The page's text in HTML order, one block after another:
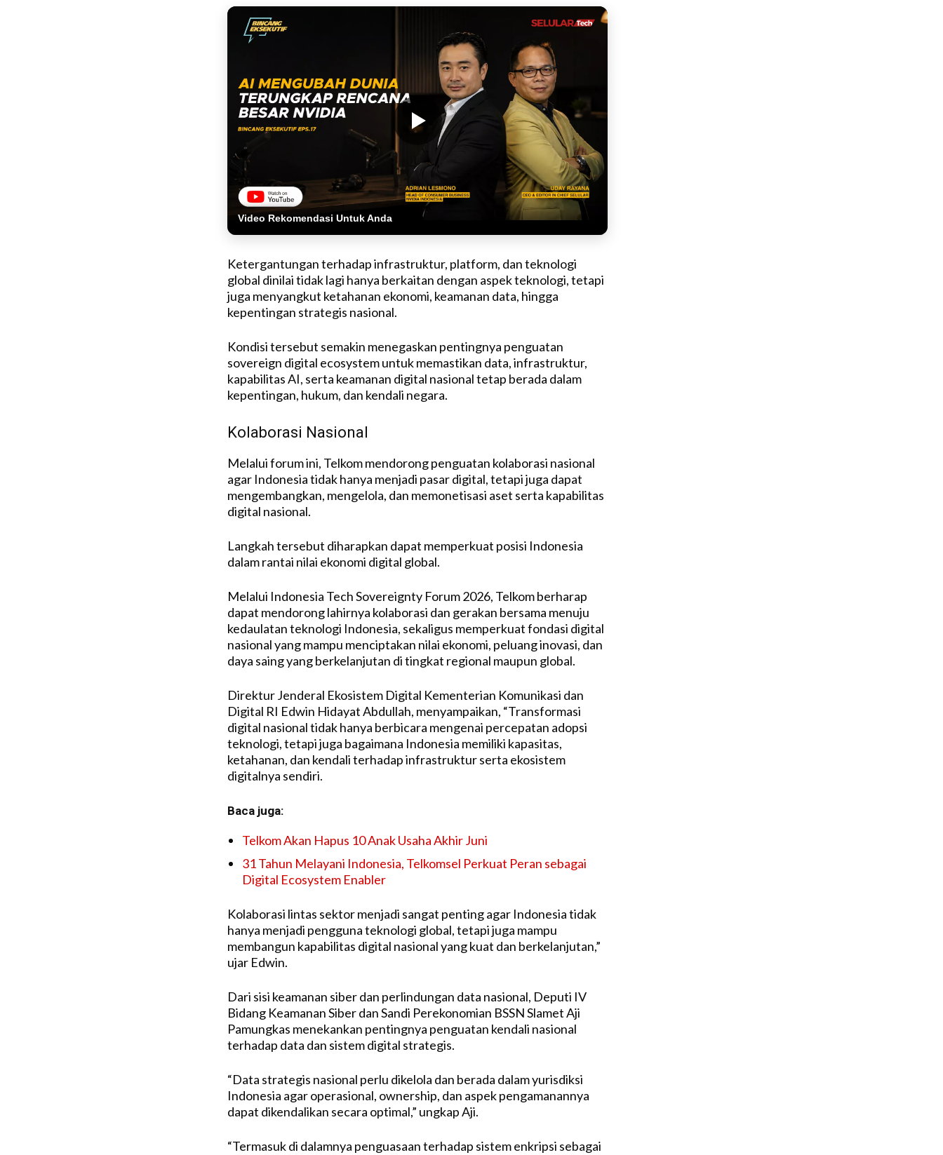
Video Rekomendasi Untuk Anda
Ketergantungan terhadap infrastruktur, platform, dan teknologi
global dinilai tidak lagi hanya berkaitan dengan aspek teknologi, tetapi
juga menyangkut ketahanan ekonomi, keamanan data, hingga
kepentingan strategis nasional.
Kondisi tersebut semakin menegaskan pentingnya penguatan
sovereign digital ecosystem untuk memastikan data, infrastruktur,
kapabilitas AI, serta keamanan digital nasional tetap berada dalam
kepentingan, hukum, dan kendali negara.
Kolaborasi Nasional
Melalui forum ini, Telkom mendorong penguatan kolaborasi nasional
agar Indonesia tidak hanya menjadi pasar digital, tetapi juga dapat
mengembangkan, mengelola, dan memonetisasi aset serta kapabilitas
digital nasional.
Langkah tersebut diharapkan dapat memperkuat posisi Indonesia
dalam rantai nilai ekonomi digital global.
Melalui Indonesia Tech Sovereignty Forum 2026, Telkom berharap
dapat mendorong lahirnya kolaborasi dan gerakan bersama menuju
kedaulatan teknologi Indonesia, sekaligus memperkuat fondasi digital
nasional yang mampu menciptakan nilai ekonomi, peluang inovasi, dan
daya saing yang berkelanjutan di tingkat regional maupun global.
Direktur Jenderal Ekosistem Digital Kementerian Komunikasi dan
Digital RI Edwin Hidayat Abdullah, menyampaikan, “Transformasi
digital nasional tidak hanya berbicara mengenai percepatan adopsi
teknologi, tetapi juga bagaimana Indonesia memiliki kapasitas,
ketahanan, dan kendali terhadap infrastruktur serta ekosistem
digitalnya sendiri.
Baca juga:
Telkom Akan Hapus 10 Anak Usaha Akhir Juni
31 Tahun Melayani Indonesia, Telkomsel Perkuat Peran sebagai
Digital Ecosystem Enabler
Kolaborasi lintas sektor menjadi sangat penting agar Indonesia tidak
hanya menjadi pengguna teknologi global, tetapi juga mampu
membangun kapabilitas digital nasional yang kuat dan berkelanjutan,”
ujar Edwin.
Dari sisi keamanan siber dan perlindungan data nasional, Deputi IV
Bidang Keamanan Siber dan Sandi Perekonomian BSSN Slamet Aji
Pamungkas menekankan pentingnya penguatan kendali nasional
terhadap data dan sistem digital strategis.
“Data strategis nasional perlu dikelola dan berada dalam yurisdiksi
Indonesia agar operasional, ownership, dan aspek pengamanannya
dapat dikendalikan secara optimal,” ungkap Aji.
“Termasuk di dalamnya penguasaan terhadap sistem enkripsi sebagai